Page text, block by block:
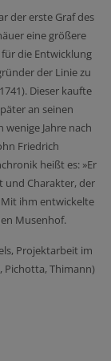
der erste Graf des
eine größere
die Entwicklung
der Linie zu
Dieser kaufte
an seinen
Jahre nach
Friedrich
heißt es: »Er
und Charakter, der
Mit ihm entwickelte
Musenhof.
Projektarbeit im
Pichotta, Thimann)